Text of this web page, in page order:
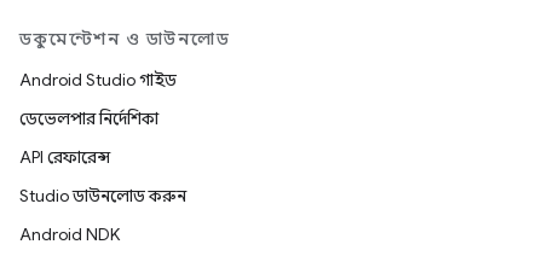
ডকুমেন্টেশন ও ডাউনলোড
Android Studio গাইড
ডেভেলপার নির্দেশিকা
API রেফারেন্স
Studio ডাউনলোড করুন
Android NDK